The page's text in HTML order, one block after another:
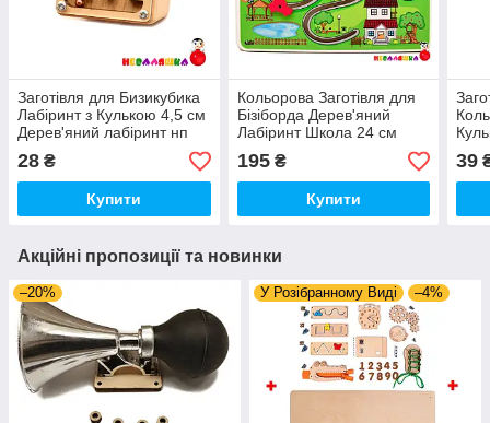
Заготівля для Бизикубика
Лабіринт з Кулькою 4,5 см
Дерев'яний лабіринт нп
бізікубік
28 ₴
Купити
Кольорова Заготівля для
Бізіборда Дерев'яний
Лабіринт Школа 24 см
(Повний Комплект)
195₴
Купити
39
Акційні пропозиції та новинки
–20% У Розібранному Виді –4%